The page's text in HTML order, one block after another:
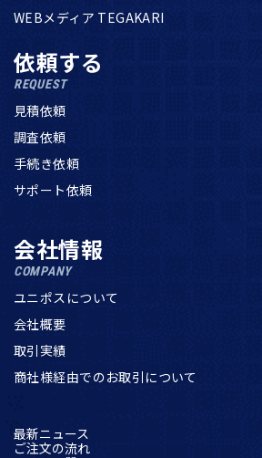
WEBメディア TEGAKARI
依頼する
REQUEST
見積依頼
調査依頼
手続き依頼
サポート依頼
会社情報
COMPANY
ユニポスについて
会社概要
取引実績
商社様経由でのお取引について
最新ニュース
ご注文の流れ